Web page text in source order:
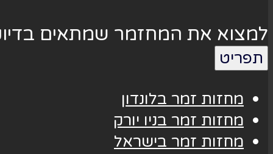
למצוא את המחזמר שמתאים
תפריט
מחזות זמר בלונדון
מחזות זמר בניו יורק
מחזות זמר בישראל